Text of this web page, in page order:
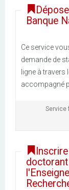
Banque
Ce service
demande de
ligne à
accompagné
Service